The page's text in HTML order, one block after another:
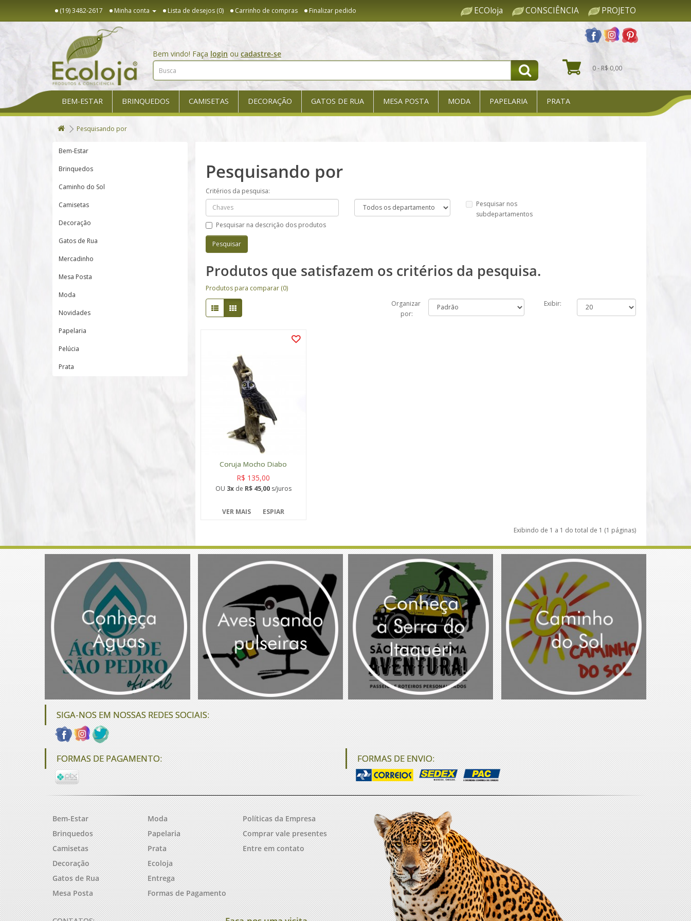
(19) 3482-2617 Minha conta Lista de desejos (0) Carrinho de compras Finalizar pedido ECOloja CONSCIÊNCIA PROJETO
Bem vindo! Faça login ou cadastre-se
0 - R$ 0,00
BEM-ESTAR BRINQUEDOS CAMISETAS DECORAÇÃO GATOS DE RUA MESA POSTA MODA PAPELARIA PRATA
Pesquisando por
Bem-Estar
Brinquedos
Caminho do Sol
Camisetas
Decoração
Gatos de Rua
Mercadinho
Mesa Posta
Moda
Novidades
Papelaria
Pelúcia
Prata
Pesquisando por
Critérios da pesquisa:
Pesquisar nos
subdepartamentos
Pesquisar na descrição dos produtos
Produtos que satisfazem os critérios da pesquisa.
Produtos para comparar (0)
Organizar
por:
Exibir:
Coruja Mocho Diabo
R$ 135,00
OU 3xde R$ 45,00s/juros
VER MAIS ESPIAR
Exibindo de 1 a 1 do total de 1 (1 páginas)
SIGA-NOS EM NOSSAS REDES SOCIAIS:
FORMAS DE PAGAMENTO: FORMAS DE ENVIO:
Bem-Estar
Brinquedos
Camisetas
Decoração
Gatos de Rua
Mesa Posta
Moda
Papelaria
Prata
Ecoloja
Entrega
Formas de Pagamento
Políticas da Empresa
Comprar vale presentes
Entre em contato